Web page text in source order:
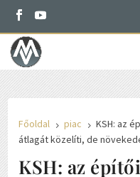
Főoldal 5 piac 5 KSH: az
átlagát közelíti, de
KSH: az